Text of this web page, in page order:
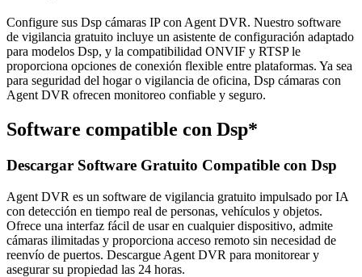
Configure sus Dsp cámaras IP con Agent DVR. Nuestro software
de vigilancia gratuito incluye un asistente de configuración adaptado
para modelos Dsp, y la compatibilidad ONVIF y RTSP le
proporciona opciones de conexión flexible entre plataformas. Ya sea
para seguridad del hogar o vigilancia de oficina, Dsp cámaras con
Agent DVR ofrecen monitoreo confiable y seguro.
Software compatible con Dsp*
Descargar Software Gratuito Compatible con Dsp
Agent DVR es un software de vigilancia gratuito impulsado por IA
con detección en tiempo real de personas, vehículos y objetos.
Ofrece una interfaz fácil de usar en cualquier dispositivo, admite
cámaras ilimitadas y proporciona acceso remoto sin necesidad de
reenvío de puertos. Descargue Agent DVR para monitorear y
asegurar su propiedad las 24 horas.